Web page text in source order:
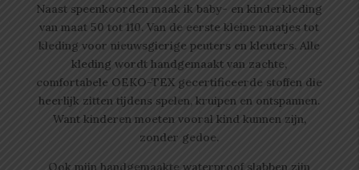
Naast speenkoorden maak ik baby- en kinderkleding
van maat 50 tot 110. Van de eerste kleine maatjes tot
kleding voor nieuwsgierige peuters en kleuters. Alle
kleding wordt handgemaakt van zachte,
comfortabele OEKO-TEX gecertificeerde stoffen die
heerlijk zitten tijdens spelen, kruipen en ontspannen.
Want kinderen moeten vooral kind kunnen zijn,
zonder gedoe.
Ook mijn handgemaakte waterproof slabben zijn